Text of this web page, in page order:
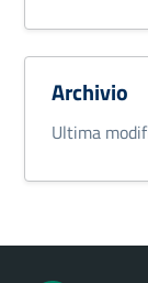
Archivio
Ultima